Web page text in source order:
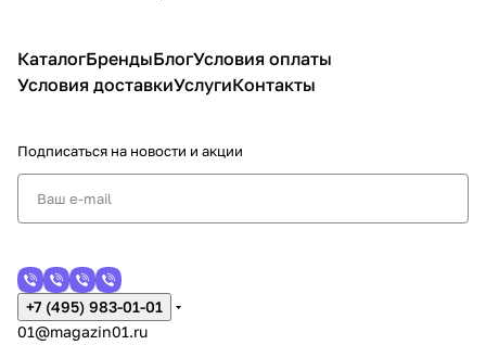
КаталогБрендыБлогУсловия оплаты
Условия доставкиУслугиКонтакты
Подписаться на новости и акции
+7 (495) 983-01-01
01@magazin01.ru